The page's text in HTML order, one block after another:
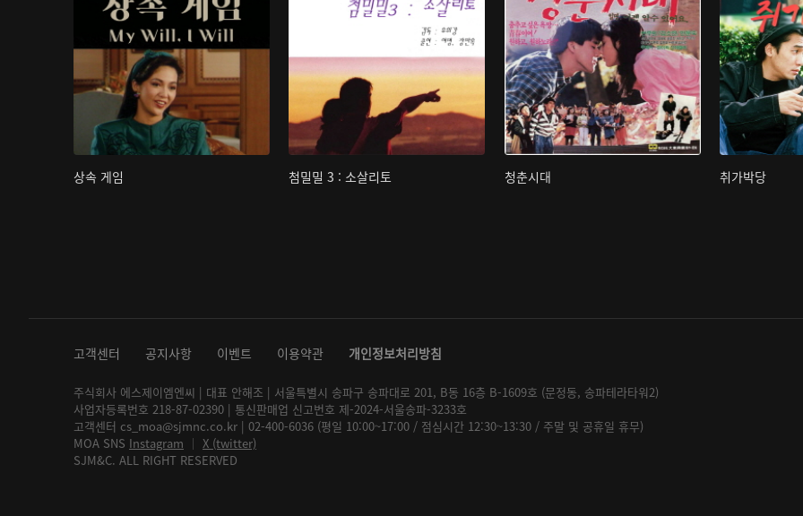
상속 게임 첨밀밀 3 : 소살리토 청춘시대 취가박당
고객센터 공지사항 이벤트 이용약관 개인정보처리방침
주식회사 에스제이엠엔씨 | 대표 안해조 | 서울특별시 송파구 송파대로 201, B동 16층 B-1609호 (문정동, 송파테라타워2)
사업자등록번호 218-87-02390 | 통신판매업 신고번호 제-2024-서울송파-3233호
고객센터 cs_moa@sjmnc.co.kr | 02-400-6036 (평일 10:00~17:00 / 점심시간 12:30~13:30 / 주말 및 공휴일 휴무)
MOA SNS Instagram │ X (twitter)
SJM&C. ALL RIGHT RESERVED